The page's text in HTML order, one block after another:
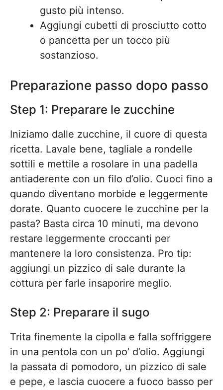
gusto più intenso.
Aggiungi cubetti di prosciutto cotto
o pancetta per un tocco più
sostanzioso.
Preparazione passo dopo passo
Step 1: Preparare le zucchine
Iniziamo dalle zucchine, il cuore di questa
ricetta. Lavale bene, tagliale a rondelle
sottili e mettile a rosolare in una padella
antiaderente con un filo d’olio. Cuoci fino a
quando diventano morbide e leggermente
dorate. Quanto cuocere le zucchine per la
pasta? Basta circa 10 minuti, ma devono
restare leggermente croccanti per
mantenere la loro consistenza. Pro tip:
aggiungi un pizzico di sale durante la
cottura per farle insaporire meglio.
Step 2: Preparare il sugo
Trita finemente la cipolla e falla soffriggere
in una pentola con un po’ d’olio. Aggiungi
la passata di pomodoro, un pizzico di sale
e pepe, e lascia cuocere a fuoco basso per